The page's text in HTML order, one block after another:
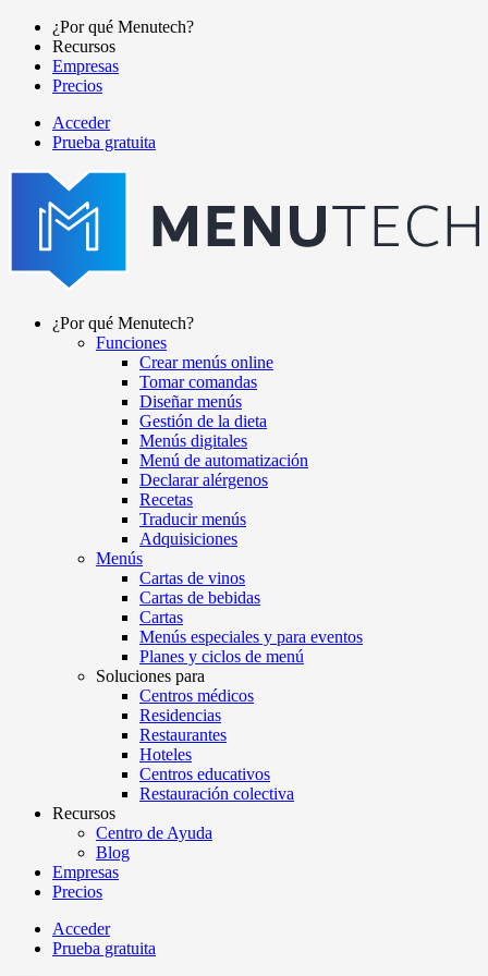
Pasar
contenido
principal
Main
navigation
¿Por qué Menutech?
Recursos
Empresas
Precios
menutech
navigation
Acceder
Prueba gratuita
navigation
¿Por qué Menutech?
Funciones
Crear menús online
Tomar comandas
Diseñar menús
Gestión de la dieta
Menús digitales
Menú de automatización
Declarar alérgenos
Recetas
Traducir menús
Adquisiciones
Menús
Cartas de vinos
Cartas de bebidas
Cartas
Menús especiales y para eventos
Planes y ciclos de menú
Soluciones para
Centros médicos
Residencias
Restaurantes
Hoteles
Centros educativos
Restauración colectiva
Recursos
Centro de Ayuda
Blog
Empresas
Precios
Menutech
Acceder
Prueba gratuita